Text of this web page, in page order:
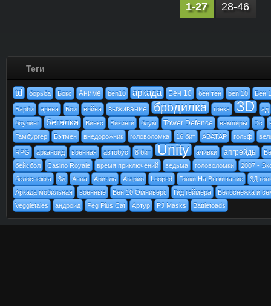
1-27 28-46
Теги
td борьба Бокс Аниме ben10 аркада Бен 10 бен тен ben 10 Бен
Барби арена Бои война выживание бродилка гонка 3D
ад
боулинг
бегалка Винкс Викинги блум Tower Defence вампиры Dc
Гамбургер
Бэтмен внедорожник головоломка 16 бит АВАТАР гольф
RPG арканоид военная автобус 8 бит Unity ачивки апгрейды
бейсбол
Casino Royale время приключений ведьма головоломки
2007 -
белоснежка
3д Анна Ариэль Агарио Looped Гонки На Выживание
3Д
Аркада мобильная
военные Бен 10 Омниверс Гид геймера
Белоснежка и
Veggietales
андроид Peg Plus Cat Артур PJ Masks Battletoads